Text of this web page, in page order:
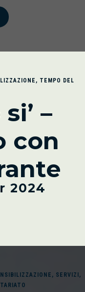
, TEMPO DEL
–
con
2024
, SERVIZI ,